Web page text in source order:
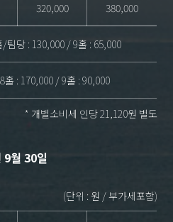
320,000 380,000
/팀당 : 130,000 / 9홀 : 65,000
홀 : 170,000 / 9홀 : 90,000
* 개별소비세 인당 21,120원 별도
월 30일
(단위 : 원 / 부가세포함)